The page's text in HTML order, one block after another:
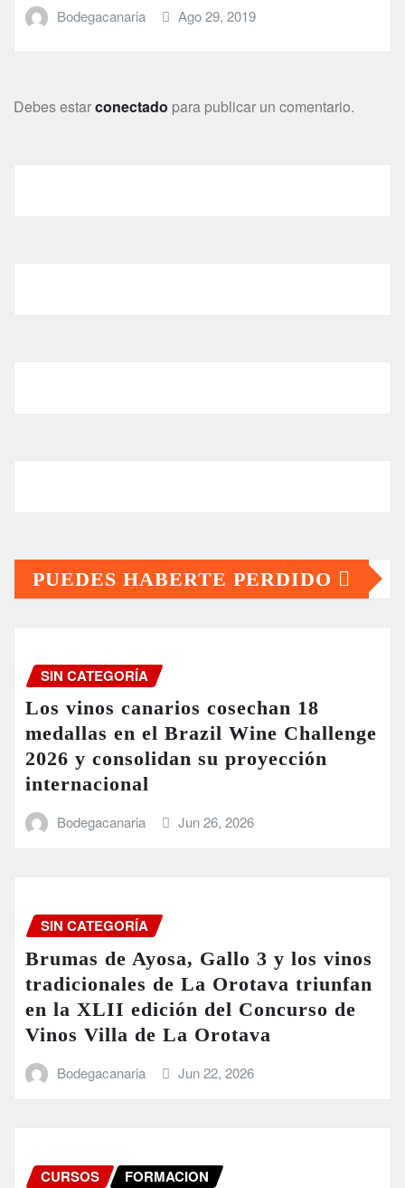
Bodegacanaria Ago 29, 2019
Debes estarconectado para publicar un comentario.
PUEDES HABERTE PERDIDO
SIN CATEGORÍA
Los vinos canarios cosechan 18
medallas en el Brazil Wine Challenge
2026 y consolidan su proyección
internacional
Bodegacanaria Jun 26, 2026
SIN CATEGORÍA
Brumas de Ayosa, Gallo 3 y los vinos
tradicionales de La Orotava triunfan
en la XLII edición del Concurso de
Vinos Villa de La Orotava
Bodegacanaria Jun 22, 2026
CURSOS FORMACION